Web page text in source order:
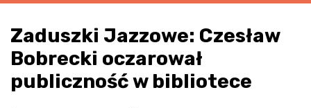
Zaduszki Jazzowe: Czesław
Bobrecki oczarował
publiczność w bibliotece